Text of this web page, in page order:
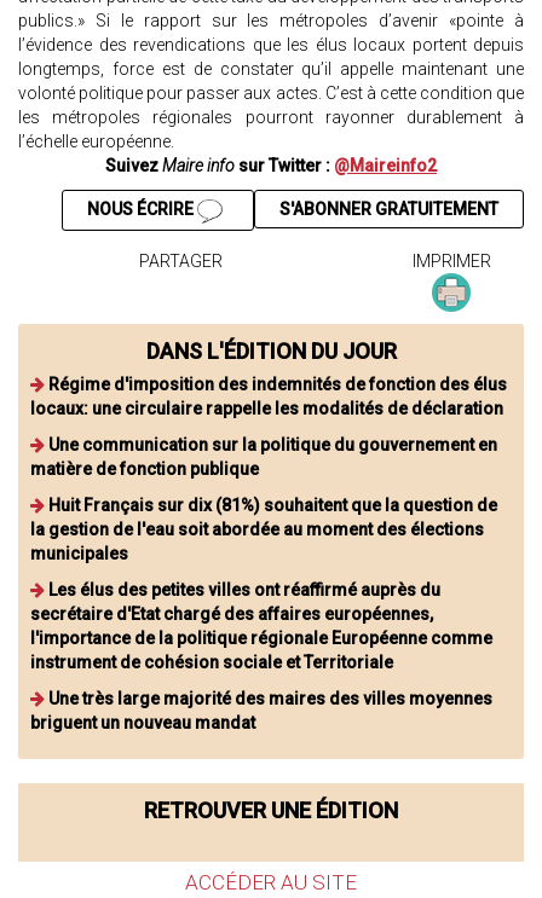
publics.» Si le rapport sur les métropoles d’avenir «pointe à
l’évidence des revendications que les élus locaux portent depuis
longtemps, force est de constater qu’il appelle maintenant une
volonté politique pour passer aux actes. C’est à cette condition que
les métropoles régionales pourront rayonner durablement à
l’échelle européenne.
SuivezMaire info sur Twitter : @Maireinfo2
S'ABONNER GRATUITEMENT
NOUS ÉCRIRE
PARTAGER IMPRIMER
DANS L'ÉDITION DU JOUR
Régime d'imposition des indemnités de fonction des élus
locaux: une circulaire rappelle les modalités de déclaration
Une communication sur la politique du gouvernement en
matière de fonction publique
Huit Français sur dix (81%) souhaitent que la question de
la gestion de l'eau soit abordée au moment des élections
municipales
Les élus des petites villes ont réaffirmé auprès du
secrétaire d'Etat chargé des affaires européennes,
l'importance de la politique régionale Européenne comme
instrument de cohésion sociale et Territoriale
Une très large majorité des maires des villes moyennes
briguent un nouveau mandat
RETROUVER UNE ÉDITION
ACCÉDER AU SITE